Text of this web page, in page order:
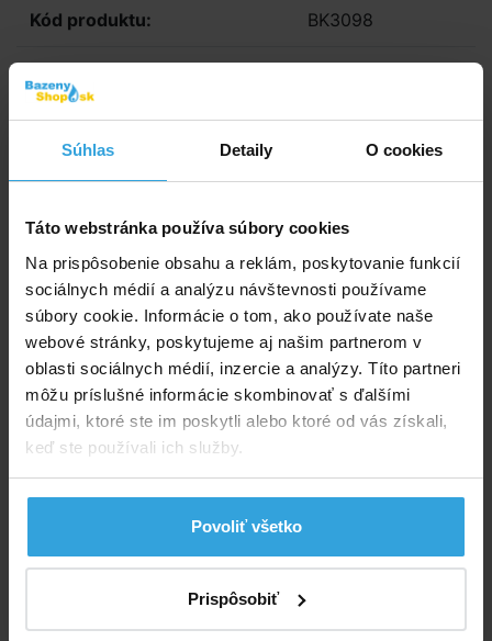
Súhlas Detaily O cookies
Táto webstránka používa súbory cookies
Na prispôsobenie obsahu a reklám, poskytovanie funkcií
sociálnych médií a analýzu návštevnosti používame
súbory cookie. Informácie o tom, ako používate naše
webové stránky, poskytujeme aj našim partnerom v
oblasti sociálnych médií, inzercie a analýzy. Títo partneri
môžu príslušné informácie skombinovať s ďalšími
údajmi, ktoré ste im poskytli alebo ktoré od vás získali,
keď ste používali ich služby.
Povoliť všetko
Prispôsobiť
Kód produktu: BK3098
Spýtajte sa predavača
Podrobný popis
Podrobný popis
Solárna plachta je určená iba pre bazény Bestway
(INTEX) s konštrukciou s priemerom 3,66m. (priemer
plachty je cca 3,56m čo zodpovedá priemeru bazéna
v hornej časti bazéna.) Po úprave možno použiť aj pre
bazény s nafukovacím golierom. Bublinková solárna
plachta pláva na hladine, ohrieva vodu a udržuje
teplotu, čiastočne kryje proti spadu nečistôt. Solárna
tepelnoizolačnej plachty. Pláva na hladine vody
bublinkami dole. Bublinky pôsobia pri slnečnom žiarení
ako šošovky a tým zvyšujú teplotu vody. Hrúbka
plachty 110 mic. Povolená rozmerová odchýlka ± 5 %